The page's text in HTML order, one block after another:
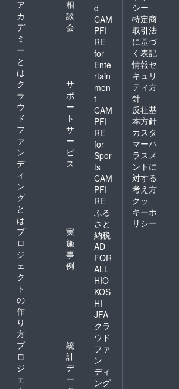
ア
カ
デ
ミ
ー
と
は
相
談
会
ク
ラ
ウ
ド
フ
ァ
ン
デ
ィ
ン
グ
と
は
サ
ポ
ー
ト
サ
ー
ビ
ス
プ
ロ
ジ
ェ
ク
ト
の
作
り
方
実
施
事
例
プ
ロ
ジ
ェ
統
計
デ
ー
d
CAM
PFI
RE
for
Ente
rtain
men
t
CAM
PFI
RE
for
Spor
ts
CAM
PFI
RE
ふる
さと
納税
AD
FOR
ALL
HIO
KOS
HI
JFA
クラ
ウド
ファ
ン
ディ
ング
シー
特定商
取引法
に基づ
く表記
情報セ
キュリ
ティ方
針
反社基
本方針
カスタ
マーハ
ラスメ
ントに
対する
考え方
クッ
キーポ
リシー